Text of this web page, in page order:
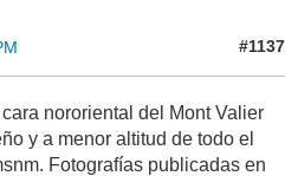
#1137
nororiental del Mont Valier
y a menor altitud de todo el
Fotografías publicadas en